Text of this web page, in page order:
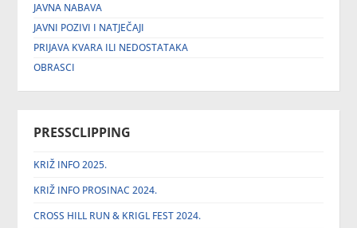
JAVNA NABAVA
JAVNI POZIVI I NATJEČAJI
PRIJAVA KVARA ILI NEDOSTATAKA
OBRASCI
PRESSCLIPPING
KRIŽ INFO 2025.
KRIŽ INFO PROSINAC 2024.
CROSS HILL RUN & KRIGL FEST 2024.